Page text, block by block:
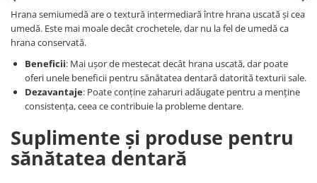
Hrana semiumedă are o textură intermediară între hrana uscată și cea
umedă. Este mai moale decât crochetele, dar nu la fel de umedă ca
hrana conservată.
Beneficii: Mai ușor de mestecat decât hrana uscată, dar poate
oferi unele beneficii pentru sănătatea dentară datorită texturii sale.
Dezavantaje: Poate conține zaharuri adăugate pentru a menține
consistența, ceea ce contribuie la probleme dentare.
Suplimente și produse pentru
sănătatea dentară